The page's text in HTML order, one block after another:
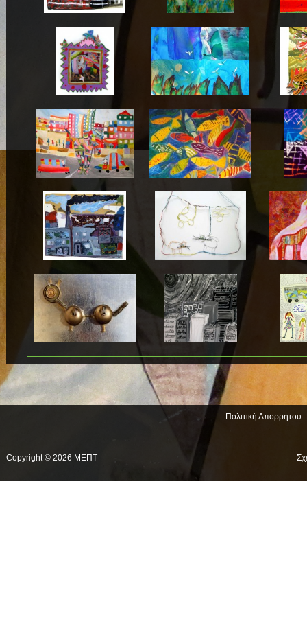
Πολιτική
Copyright © 2026 ΜΕΠΤ